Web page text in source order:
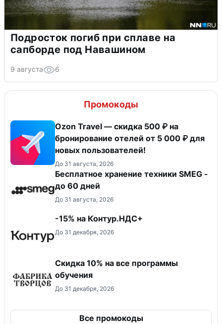
Подросток погиб при сплаве на
сапборде под Навашином
9 августа 6
Промокоды
Ozon Travel — скидка 500 ₽ на
бронирование отелей от 5 000 ₽ для
новых пользователей!
До 31 августа, 2026
Бесплатное хранение техники SMEG -
до 60 дней
До 31 августа, 2026
-15% на Контур.НДС+
До 31 декабря, 2026
Скидка 10% на все программы
обучения
До 31 декабря, 2026
Все промокоды